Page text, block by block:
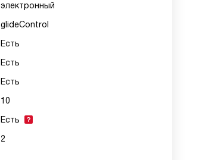
электронный
glideControl
Есть
Есть
Есть
10
Есть
2